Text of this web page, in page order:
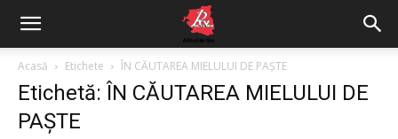
Acasă Etichete ÎN CĂUTAREA MIELULUI DE PAȘTE
Etichetă: ÎN CĂUTAREA MIELULUI DE
PAȘTE